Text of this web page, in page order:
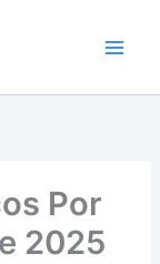
Por
2025